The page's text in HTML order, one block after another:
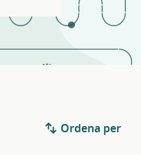
Ordena per